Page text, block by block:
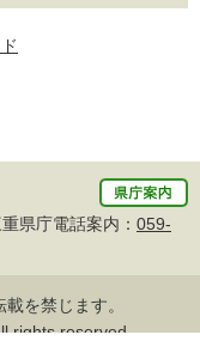
県庁電話案内： 059-
を禁じます。
rights reserved.